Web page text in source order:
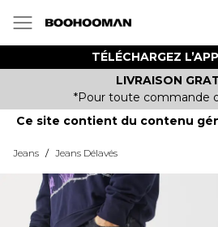
TÉLÉCHARGEZ
LIVRAISON
*Pour toute commande
Ce site contient du contenu
Jeans / Jeans Délavés